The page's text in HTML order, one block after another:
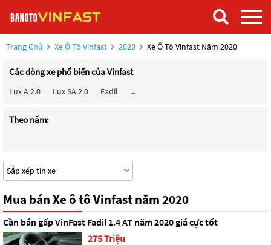
Trang Chủ Xe Ô Tô Vinfast 2020 Xe Ô Tô Vinfast Năm 2020
Các dòng xe phổ biến của Vinfast
Lux A 2.0 Lux SA 2.0 Fadil ...
Theo năm:
Mua bán Xe ô tô Vinfast năm 2020
Cần bán gấp VinFast Fadil 1.4 AT năm 2020 giá cực tốt
275 Triệu